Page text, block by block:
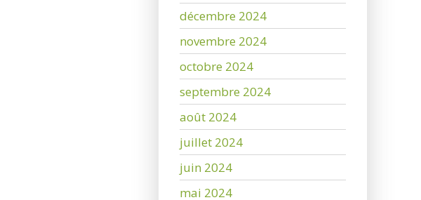
décembre 2024
novembre 2024
octobre 2024
septembre 2024
août 2024
juillet 2024
juin 2024
mai 2024